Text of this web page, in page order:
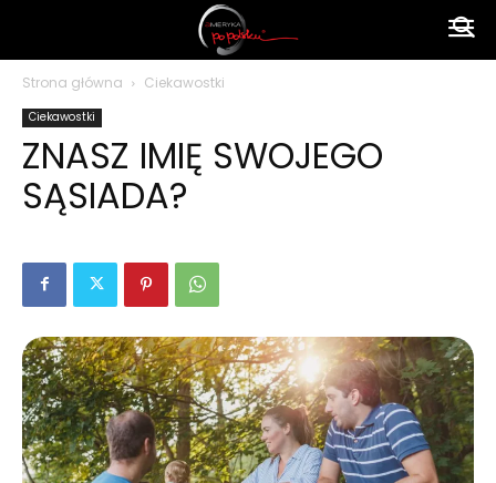
Strona główna Ciekawostki
Ciekawostki
ZNASZ IMIĘ SWOJEGO
SĄSIADA?